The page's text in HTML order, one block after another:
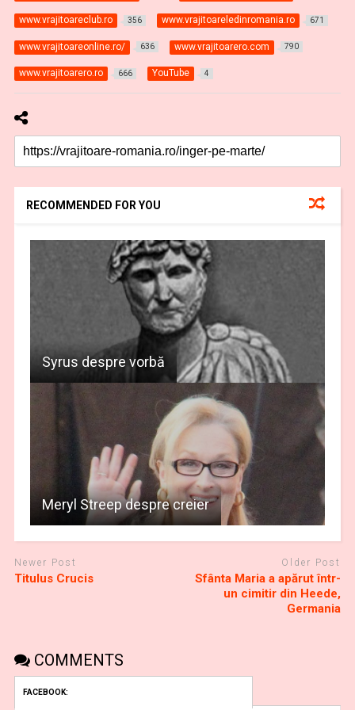
www.vrajitoareclub.ro 356 www.vrajitoareledinromania.ro 671
www.vrajitoareonline.ro/ 636 www.vrajitoarero.com 790
www.vrajitoarero.ro 666 YouTube 4
RECOMMENDED FOR YOU
Syrus despre vorbă
Meryl Streep despre creier
Newer Post
Titulus Crucis
Older Post
Sfânta Maria a apărut într-
un cimitir din Heede,
Germania
COMMENTS
FACEBOOK: